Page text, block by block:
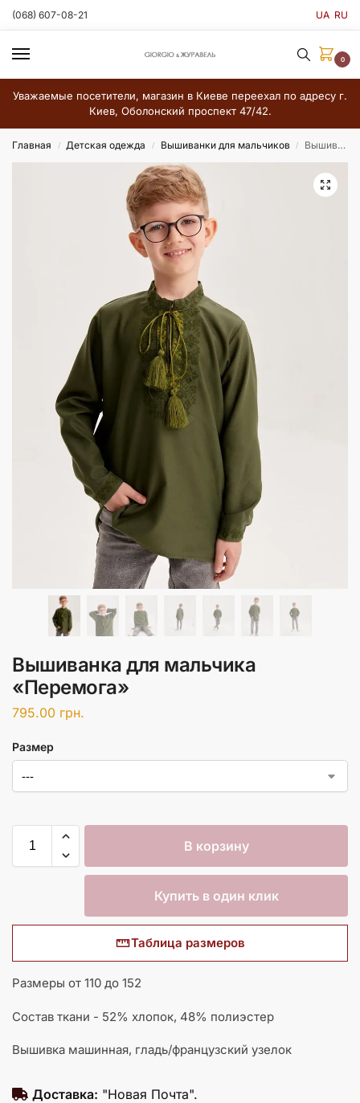
(068) 607-08-21 UA RU
0
Уважаемые посетители, магазин в Киеве переехал по адресу г.
Киев, Оболонский проспект 47/42.
Главная / Детская одежда / Вышиванки для мальчиков / Вышиванка для мальчика «Перемога»
Вышиванка для мальчика
«Перемога»
795.00 грн.
Размер
В корзину
Купить в один клик
Таблица размеров
Размеры от 110 до 152
Состав ткани - 52% хлопок, 48% полиэстер
Вышивка машинная, гладь/французский узелок
Доставка: "Новая Почта".